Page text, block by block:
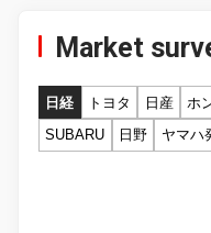
Market
日経 トヨタ 日産 ホ
SUBARU
日野 ヤマハ